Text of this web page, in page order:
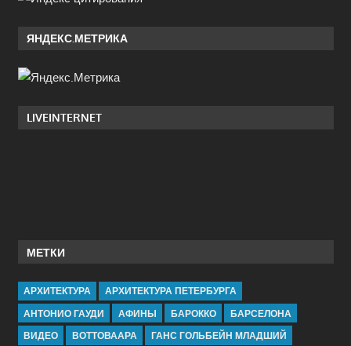
ЯНДЕКС.МЕТРИКА
LIVEINTERNET
МЕТКИ
АРХИТЕКТУРА
АРХИТЕКТУРА ПЕТЕРБУРГА
АНТОНИО ГАУДИ
АФИНЫ БАРОККО
БАРСЕЛОНА
ВИДЕО
ВОТТОВААРА
ГАНС ГОЛЬБЕЙН МЛАДШИЙ